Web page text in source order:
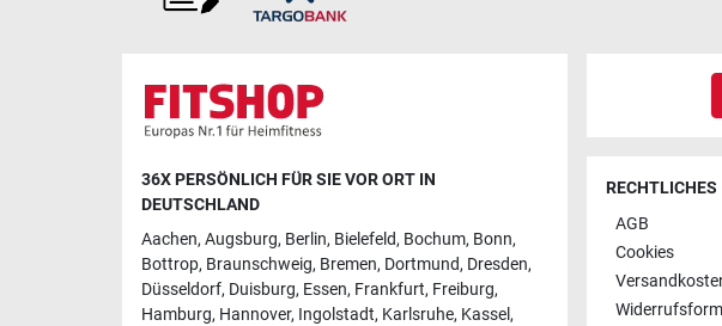
36X PERSÖNLICH FÜR SIE VOR ORT IN
DEUTSCHLAND
Aachen, Augsburg, Berlin, Bielefeld, Bochum, Bonn,
Bottrop, Braunschweig, Bremen, Dortmund, Dresden,
Düsseldorf, Duisburg, Essen, Frankfurt, Freiburg,
Hamburg, Hannover, Ingolstadt, Karlsruhe, Kassel,
RECHTLICHES
AGB
Cookies